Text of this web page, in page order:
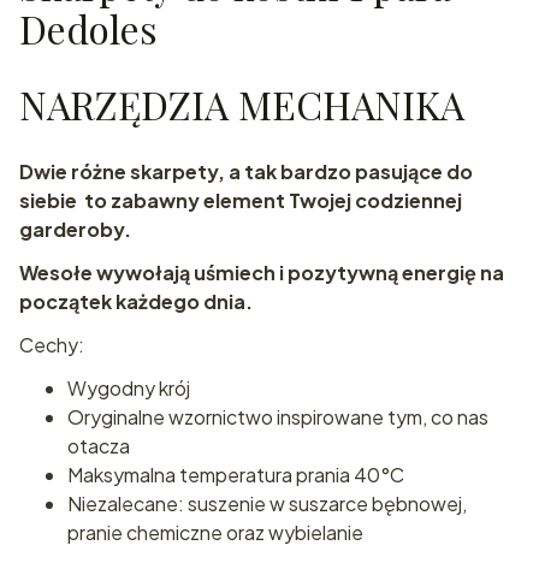
Dedoles
NARZĘDZIA MECHANIKA
Dwie różne skarpety, a tak bardzo pasujące do
siebie to zabawny element Twojej codziennej
garderoby.
Wesołe wywołają uśmiech i pozytywną energię na
początek każdego dnia.
Cechy:
Wygodny krój
Oryginalne wzornictwo inspirowane tym, co nas
otacza
Maksymalna temperatura prania 40°C
Niezalecane: suszenie w suszarce bębnowej,
pranie chemiczne oraz wybielanie